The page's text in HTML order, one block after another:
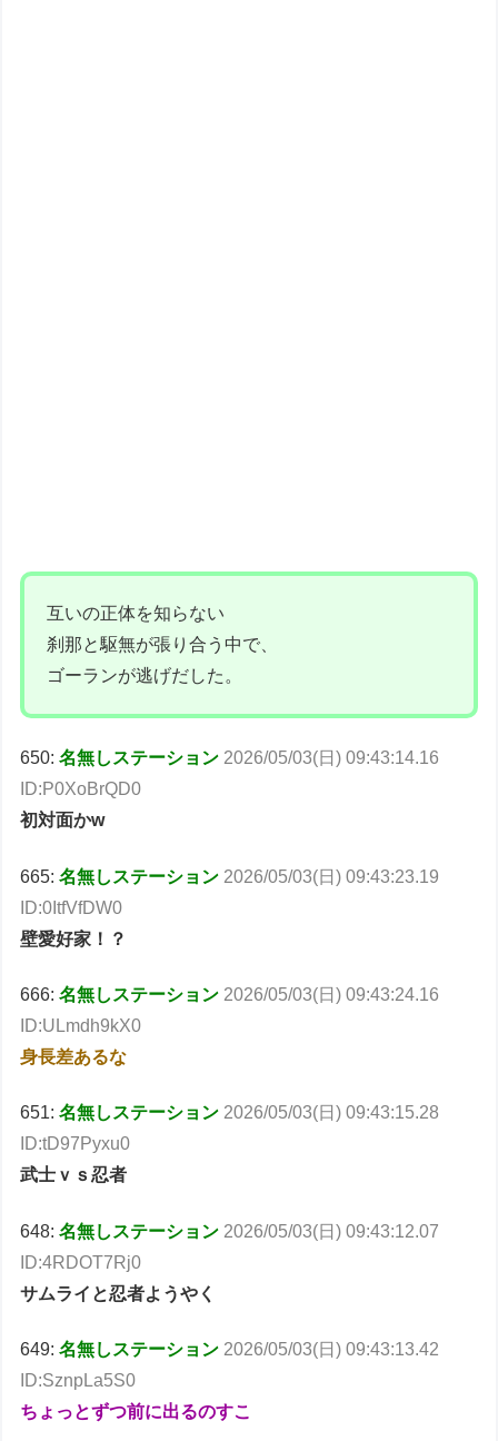
互いの正体を知らない
刹那と駆無が張り合う中で、
ゴーランが逃げだした。
650:名無しステーション 2026/05/03(日) 09:43:14.16
ID:P0XoBrQD0
初対面かw
665:名無しステーション 2026/05/03(日) 09:43:23.19
ID:0ItfVfDW0
壁愛好家！？
666:名無しステーション 2026/05/03(日) 09:43:24.16
ID:ULmdh9kX0
身長差あるな
651:名無しステーション 2026/05/03(日) 09:43:15.28
ID:tD97Pyxu0
武士ｖｓ忍者
648:名無しステーション 2026/05/03(日) 09:43:12.07
ID:4RDOT7Rj0
サムライと忍者ようやく
649:名無しステーション 2026/05/03(日) 09:43:13.42
ID:SznpLa5S0
ちょっとずつ前に出るのすこ